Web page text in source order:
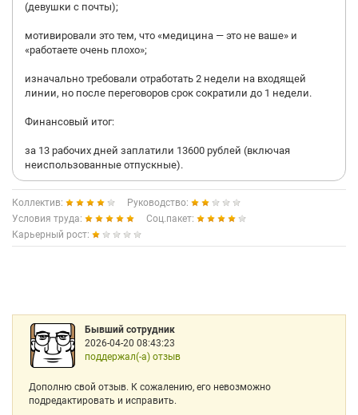
(девушки с почты);
мотивировали это тем, что «медицина — это не ваше» и
«работаете очень плохо»;
изначально требовали отработать 2 недели на входящей
линии, но после переговоров срок сократили до 1 недели.
Финансовый итог:
за 13 рабочих дней заплатили 13600 рублей (включая
неиспользованные отпускные).
Коллектив:
Руководство:
Условия труда:
Соц.пакет:
Карьерный рост:
Бывший сотрудник
2026-04-20 08:43:23
поддержал(-а) отзыв
Дополню свой отзыв. К сожалению, его невозможно
подредактировать и исправить.